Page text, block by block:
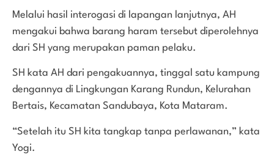
Melalui hasil interogasi di lapangan lanjutnya, AH
mengakui bahwa barang haram tersebut diperolehnya
dari SH yang merupakan paman pelaku.
SH kata AH dari pengakuannya, tinggal satu kampung
dengannya di Lingkungan Karang Rundun, Kelurahan
Bertais, Kecamatan Sandubaya, Kota Mataram.
“Setelah itu SH kita tangkap tanpa perlawanan,” kata
Yogi.